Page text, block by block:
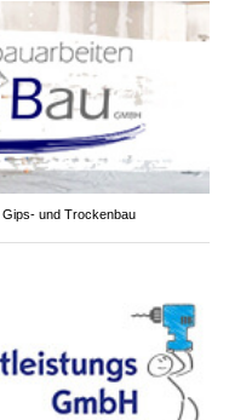
und Trockenbau